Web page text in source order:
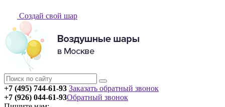
Создай свой шар
+7 (495) 744-61-93 Заказать обратный звонок
+7 (926) 044-61-93Обратный звонок